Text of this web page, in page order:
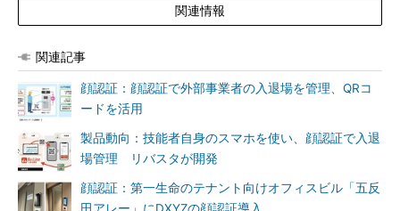
関連情報
関連記事
顔認証：顔認証で外部事業者の入退場を管理、QRコ
ードを活用
製品動向：技能者自身のスマホを使い、顔認証で入退
場管理 リバスタが開発
顔認証：第一生命のテナント向けオフィスビル「五反